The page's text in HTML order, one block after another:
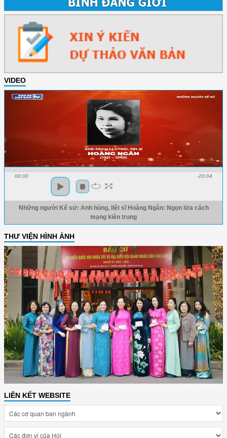
VIDEO
00:00 -20:04
Những người Kể sử: Anh hùng, liệt sĩ Hoàng Ngân: Ngọn lửa cách
mạng kiên trung
THƯ VIỆN HÌNH ẢNH
LIÊN KẾT WEBSITE